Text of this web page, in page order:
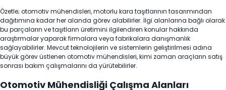
Özetle; otomotiv mühendisleri, motorlu kara taşıtlarının tasarımından
dağıtımına kadar her alanda görev alabilirler. İlgi alanlarına bağlı olarak
bu parçaların ve taşıtların üretimini ilgilendiren konular hakkında
araştırmalar yaparak firmalara veya fabrikalara danışmanlık
sağlayabilirler. Mevcut teknolojilerin ve sistemlerin geliştirilmesi adına
büyük görev üstlenen otomotiv mühendisleri, kimi zaman araçların satış
sonrası bakım çalışmalarını da yürütebilirler.
Otomotiv Mühendisliği Çalışma Alanları